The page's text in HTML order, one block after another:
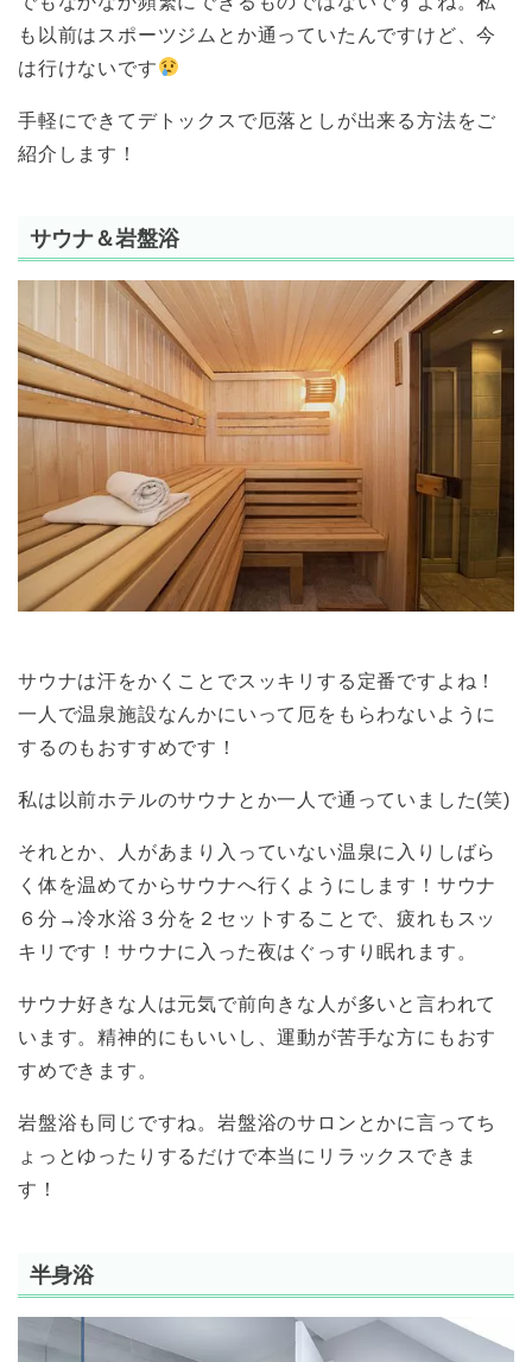
も以前はスポーツジムとか通っていたんですけど、今
は行けないです
手軽にできてデトックスで厄落としが出来る方法をご
紹介します！
サウナ＆岩盤浴
サウナは汗をかくことでスッキリする定番ですよね！
一人で温泉施設なんかにいって厄をもらわないように
するのもおすすめです！
私は以前ホテルのサウナとか一人で通っていました(笑)
それとか、人があまり入っていない温泉に入りしばら
く体を温めてからサウナへ行くようにします！サウナ
６分→冷水浴３分を２セットすることで、疲れもスッ
キリです！サウナに入った夜はぐっすり眠れます。
サウナ好きな人は元気で前向きな人が多いと言われて
います。精神的にもいいし、運動が苦手な方にもおす
すめできます。
岩盤浴も同じですね。岩盤浴のサロンとかに言ってち
ょっとゆったりするだけで本当にリラックスできま
す！
半身浴